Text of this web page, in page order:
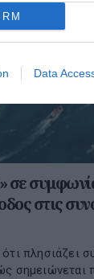
Data
στις
πλησιάζει
σημειώνεται